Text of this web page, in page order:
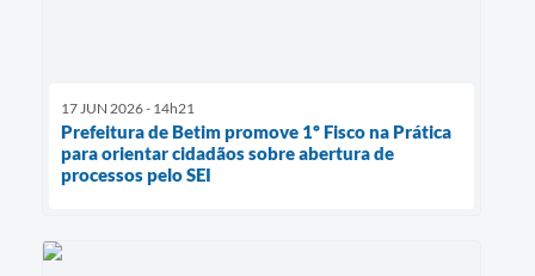
17 JUN 2026 - 14h21
Prefeitura de Betim promove 1º Fisco na Prática
para orientar cidadãos sobre abertura de
processos pelo SEI